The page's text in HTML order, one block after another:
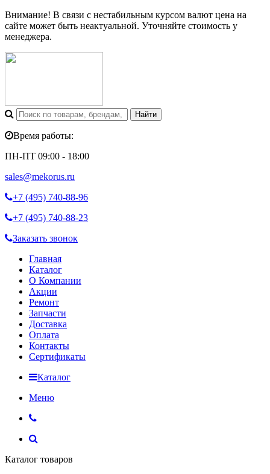
Внимание! В связи с нестабильным курсом валют цена на
сайте может быть неактуальной. Уточняйте стоимость у
менеджера.
Время работы:
ПН-ПТ 09:00 - 18:00
sales@mekorus.ru
+7 (495) 740-88-96
+7 (495) 740-88-23
Заказать звонок
Главная
Каталог
О Компании
Акции
Ремонт
Запчасти
Доставка
Оплата
Контакты
Сертификаты
Каталог
Меню
Каталог товаров